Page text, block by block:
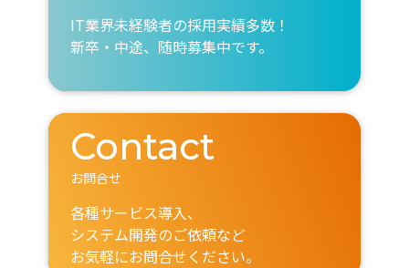
IT業界未経験者の採用実績多数！
新卒・中途、随時募集中です。
Contact
お問合せ
各種サービス導入、
システム開発のご依頼など
お気軽にお問合せください。